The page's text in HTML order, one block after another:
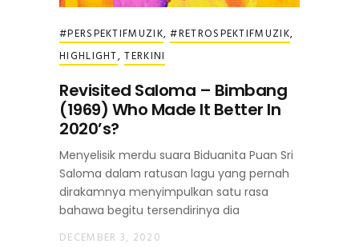
#PERSPEKTIFMUZIK,#RETROSPEKTIFMUZIK,
HIGHLIGHT,TERKINI
Revisited Saloma – Bimbang
(1969) Who Made It Better In
2020’s?
Menyelisik merdu suara Biduanita Puan Sri
Saloma dalam ratusan lagu yang pernah
dirakamnya menyimpulkan satu rasa
bahawa begitu tersendirinya dia
DECEMBER 3, 2020